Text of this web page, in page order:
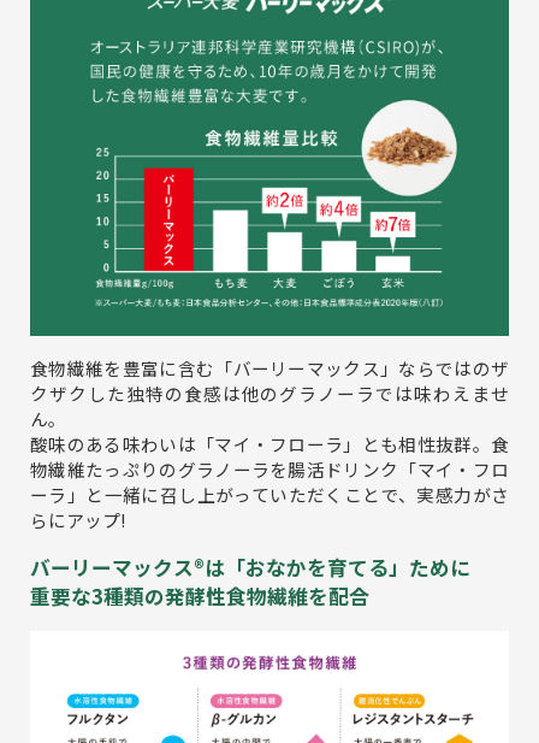
食物繊維を豊富に含む「バーリーマックス」ならではのザ
クザクした独特の食感は他のグラノーラでは味わえませ
ん。
酸味のある味わいは「マイ・フローラ」とも相性抜群。食
物繊維たっぷりのグラノーラを腸活ドリンク「マイ・フロ
ーラ」と一緒に召し上がっていただくことで、実感力がさ
らにアップ!
バーリーマックス®は「おなかを育てる」ために
重要な3種類の発酵性食物繊維を配合